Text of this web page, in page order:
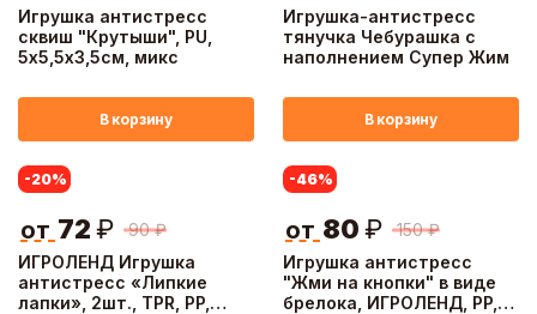
Игрушка антистресс
сквиш "Крутыши", PU,
5х5,5х3,5см, микс
В корзину
Игрушка-антистресс
тянучка Чебурашка с
наполнением Супер Жим
В корзину
ИГРОЛЕНД Игрушка
антистресс «Липкие
лапки», 2шт., TPR, PP,
-20%
90 ₽
от 72 ₽
Игрушка антистресс
"Жми на кнопки" в виде
брелока, ИГРОЛЕНД, PP,
-46%
150 ₽
от 80 ₽